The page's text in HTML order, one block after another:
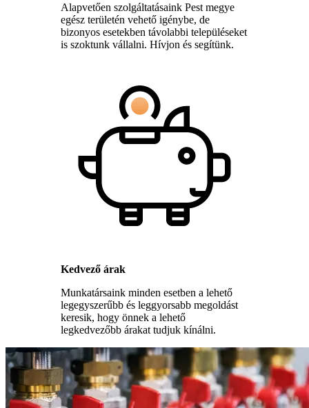
Alapvetően szolgáltatásaink Pest megye
egész területén vehető igénybe, de
bizonyos esetekben távolabbi településeket
is szoktunk vállalni. Hívjon és segítünk.
Kedvező árak
Munkatársaink minden esetben a lehető
legegyszerűbb és leggyorsabb megoldást
keresik, hogy önnek a lehető
legkedvezőbb árakat tudjuk kínálni.